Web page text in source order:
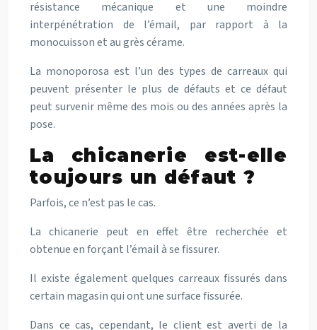
résistance mécanique et une moindre
interpénétration de l’émail, par rapport à la
monocuisson et au grès cérame.
La monoporosa est l’un des types de carreaux qui
peuvent présenter le plus de défauts et ce défaut
peut survenir même des mois ou des années après la
pose.
La chicanerie est-elle
toujours un défaut ?
Parfois, ce n’est pas le cas.
La chicanerie peut en effet être recherchée et
obtenue en forçant l’émail à se fissurer.
Il existe également quelques carreaux fissurés dans
certain magasin qui ont une surface fissurée.
Dans ce cas, cependant, le client est averti de la